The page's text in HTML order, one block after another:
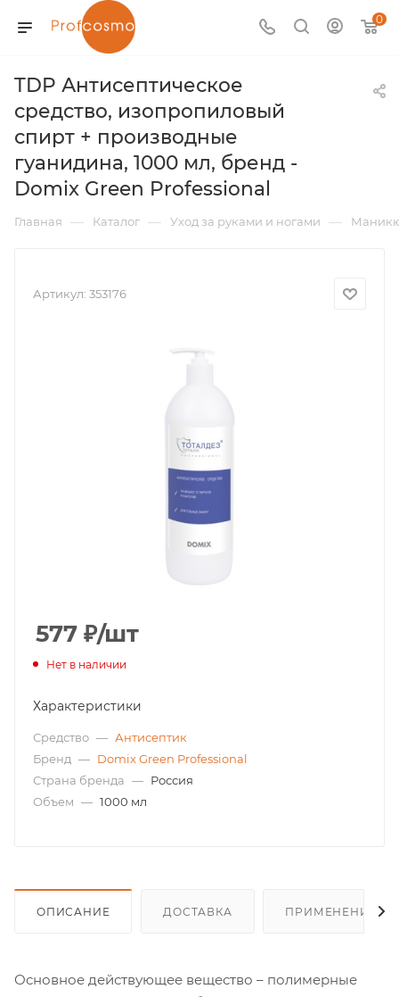
0
TDP Антисептическое
средство, изопропиловый
спирт + производные
гуанидина, 1000 мл, бренд -
Domix Green Professional
Главная — Каталог — Уход за руками и ногами —
Артикул: 353176
577 ₽/шт
Нет в наличии
Характеристики
Средство — Антисептик
Бренд — Domix Green Professional
Страна бренда — Россия
Объем — 1000 мл
ОПИСАНИЕ ДОСТАВКА ПРИМЕНЕНИЕ
Основное действующее вещество – полимерные